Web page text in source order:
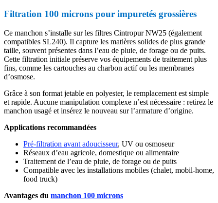
Filtration 100 microns pour impuretés grossières
Ce manchon s’installe sur les filtres Cintropur NW25 (également
compatibles SL240). Il capture les matières solides de plus grande
taille, souvent présentes dans l’eau de pluie, de forage ou de puits.
Cette filtration initiale préserve vos équipements de traitement plus
fins, comme les cartouches au charbon actif ou les membranes
d’osmose.
Grâce à son format jetable en polyester, le remplacement est simple
et rapide. Aucune manipulation complexe n’est nécessaire : retirez le
manchon usagé et insérez le nouveau sur l’armature d’origine.
Applications recommandées
Pré-filtration avant adoucisseur, UV ou osmoseur
Réseaux d’eau agricole, domestique ou alimentaire
Traitement de l’eau de pluie, de forage ou de puits
Compatible avec les installations mobiles (chalet, mobil-home,
food truck)
Avantages du manchon 100 microns